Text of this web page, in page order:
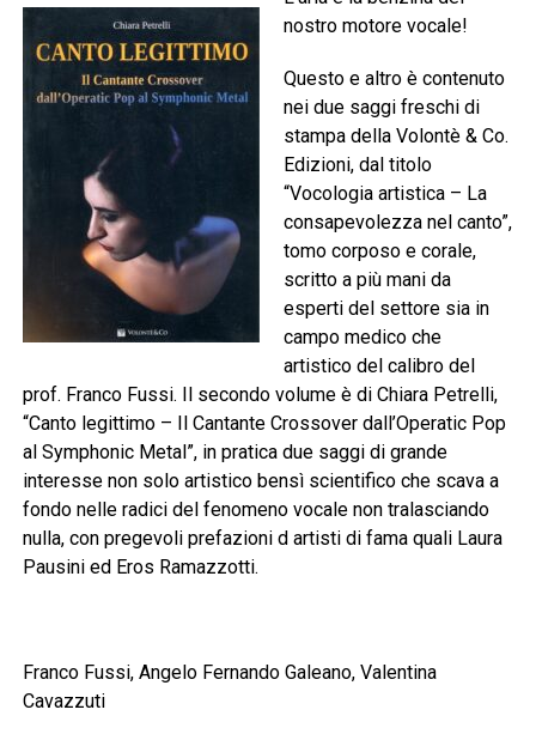
nostro motore vocale!
Questo e altro è contenuto
nei due saggi freschi di
stampa della Volontè & Co.
Edizioni, dal titolo
“Vocologia artistica – La
consapevolezza nel canto”,
tomo corposo e corale,
scritto a più mani da
esperti del settore sia in
campo medico che
artistico del calibro del
prof. Franco Fussi. Il secondo volume è di Chiara Petrelli,
“Canto legittimo – Il Cantante Crossover dall’Operatic Pop
al Symphonic Metal”, in pratica due saggi di grande
interesse non solo artistico bensì scientifico che scava a
fondo nelle radici del fenomeno vocale non tralasciando
nulla, con pregevoli prefazioni d artisti di fama quali Laura
Pausini ed Eros Ramazzotti.
Franco Fussi, Angelo Fernando Galeano, Valentina
Cavazzuti